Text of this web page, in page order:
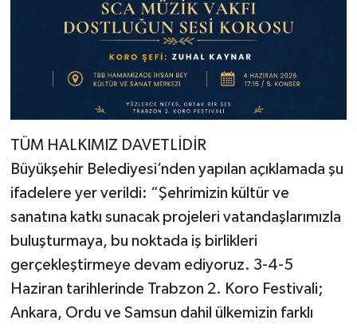
TÜM HALKIMIZ DAVETLİDİR
Büyükşehir Belediyesi’nden yapılan açıklamada şu
ifadelere yer verildi: “Şehrimizin kültür ve
sanatına katkı sunacak projeleri vatandaşlarımızla
buluşturmaya, bu noktada iş birlikleri
gerçekleştirmeye devam ediyoruz. 3-4-5
Haziran tarihlerinde Trabzon 2. Koro Festivali;
Ankara, Ordu ve Samsun dahil ülkemizin farklı